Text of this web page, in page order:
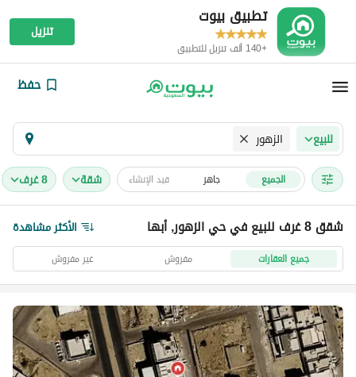
تطبيق بيوت
+140 ألف تنزيل للتطبيق
تنزيل
حفظ
للبيع الزهور
الجميع جاهز قيد الإنشاء شقة 8 غرف
شقق 8 غرف للبيع في حي الزهور, أبها الأكثر مشاهدة
جميع العقارات مفروش غير مفروش